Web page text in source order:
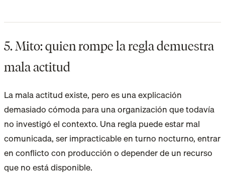
5. Mito: quien rompe la regla demuestra
mala actitud
La mala actitud existe, pero es una explicación
demasiado cómoda para una organización que todavía
no investigó el contexto. Una regla puede estar mal
comunicada, ser impracticable en turno nocturno, entrar
en conflicto con producción o depender de un recurso
que no está disponible.